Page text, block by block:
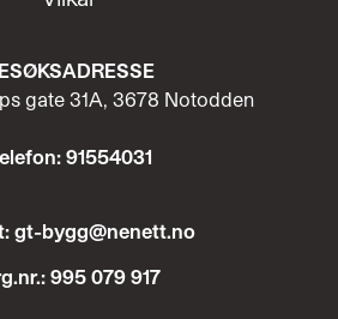
gate 31A, 3678 Notodden
91554031
gt-bygg@nenett.no
995 079 917